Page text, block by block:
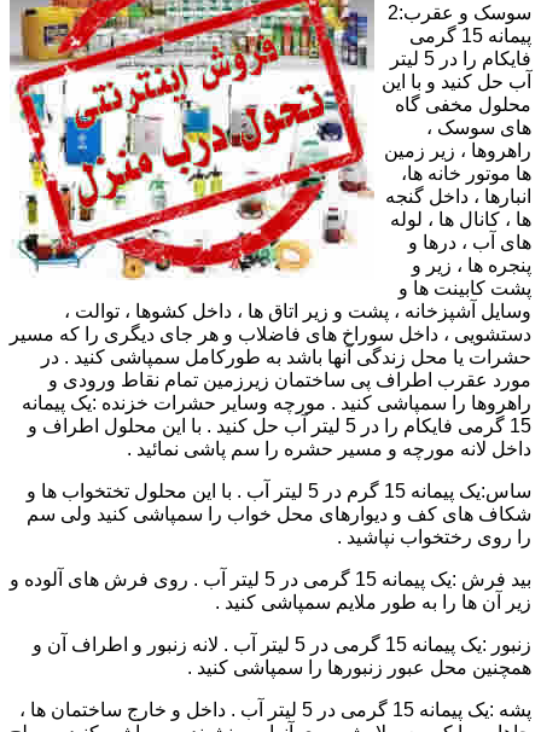
سوسک و عقرب:2
پیمانه 15 گرمی
فایکام را در 5 لیتر
آب حل کنید و با این
محلول مخفی گاه
های سوسک ،
راهروها ، زیر زمین
ها موتور خانه ها،
انبارها ، داخل گنجه
ها ، کانال ها ، لوله
های آب ، درها و
پنجره ها ، زیر و
پشت کابینت ها و
وسایل آشپزخانه ، پشت و زیر اتاق ها ، داخل کشوها ، توالت ،
دستشویی ، داخل سوراخ های فاضلاب و هر جای دیگری را که مسیر
حشرات یا محل زندگی آنها باشد به طورکامل سمپاشی کنید . در
مورد عقرب اطراف پی ساختمان زیرزمین تمام نقاط ورودی و
راهروها را سمپاشی کنید . مورچه وسایر حشرات خزنده :یک پیمانه
15 گرمی فایکام را در 5 لیتر آب حل کنید . با این محلول اطراف و
داخل لانه مورچه و مسیر حشره را سم پاشی نمائید .
ساس:یک پیمانه 15 گرم در 5 لیتر آب . با این محلول تختخواب ها و
شکاف های کف و دیوارهای محل خواب را سمپاشی کنید ولی سم
را روی رختخواب نپاشید .
بید فرش :یک پیمانه 15 گرمی در 5 لیتر آب . روی فرش های آلوده و
زیر آن ها را به طور ملایم سمپاشی کنید .
زنبور :یک پیمانه 15 گرمی در 5 لیتر آب . لانه زنبور و اطراف آن و
همچنین محل عبور زنبورها را سمپاشی کنید .
پشه :یک پیمانه 15 گرمی در 5 لیتر آب . داخل و خارج ساختمان ها ،